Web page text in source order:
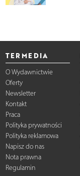
TERMEDIA
O Wydawnictwie
Oferty
Newsletter
Kontakt
Praca
Polityka prywatności
Polityka reklamowa
Napisz do nas
Nota prawna
Regulamin